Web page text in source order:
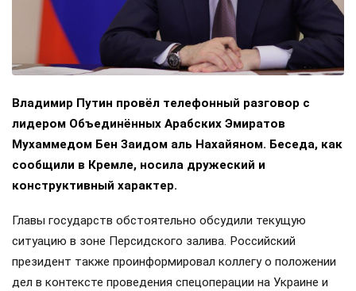
Владимир Путин провёл телефонный разговор с
лидером Объединённых Арабских Эмиратов
Мухаммедом Бен Заидом аль Нахайяном. Беседа, как
сообщили в Кремле, носила дружеский и
конструктивный характер.
Главы государств обстоятельно обсудили текущую
ситуацию в зоне Персидского залива. Российский
президент также проинформировал коллегу о положении
дел в контексте проведения спецоперации на Украине и